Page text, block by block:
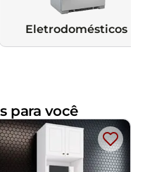
Eletrodomésticos
para você